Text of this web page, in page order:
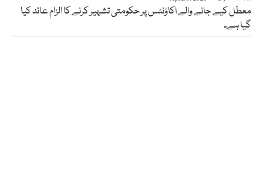
معطل کیے جانے والے اکاؤنٹس پر حکومتی تشہیر کرنے کا الزام عائد کیا
گیا ہے۔